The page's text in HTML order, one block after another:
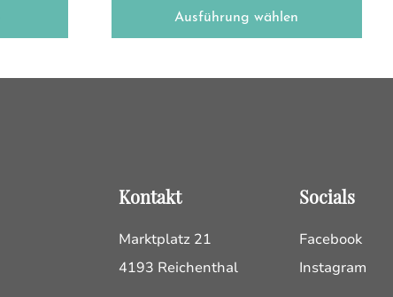
Ausführung wählen
Kontakt
Marktplatz 21
4193 Reichenthal
Socials
Facebook
Instagram